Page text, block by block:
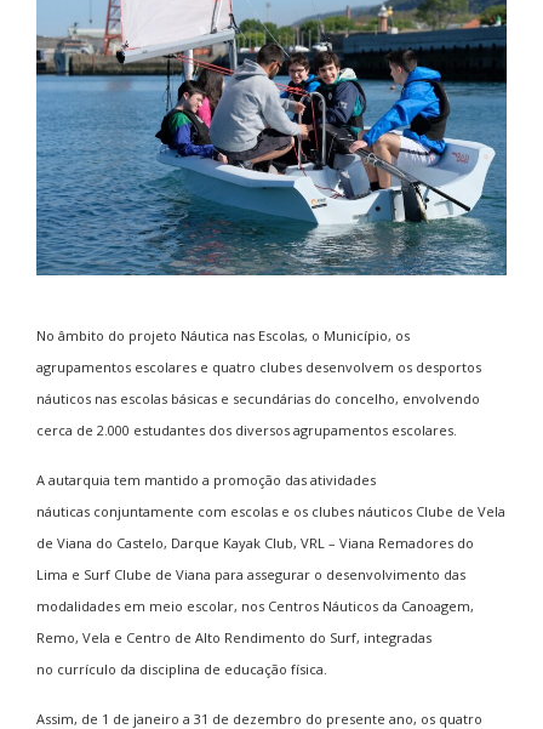
No âmbito do projeto Náutica nas Escolas, o Município, os
agrupamentos escolares e quatro clubes desenvolvem os desportos
náuticos nas escolas básicas e secundárias do concelho, envolvendo
cerca de 2.000 estudantes dos diversos agrupamentos escolares.
A autarquia tem mantido a promoção das atividades
náuticas conjuntamente com escolas e os clubes náuticos Clube de Vela
de Viana do Castelo, Darque Kayak Club, VRL – Viana Remadores do
Lima e Surf Clube de Viana para assegurar o desenvolvimento das
modalidades em meio escolar, nos Centros Náuticos da Canoagem,
Remo, Vela e Centro de Alto Rendimento do Surf, integradas
no currículo da disciplina de educação física.
Assim, de 1 de janeiro a 31 de dezembro do presente ano, os quatro